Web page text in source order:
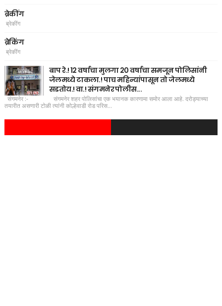
ब्रेकींग
ब्रेकींग
ब्रेकिंग
ब्रेकींग
बाप रे.! 12 वर्षाचा मुलगा 20 वर्षाचा समजून पोलिसांनी
जेलमध्ये टाकला.! पाच महिन्यांपासून तो जेलमध्ये
सडतोय.! वा.! संगमनेर पोलीस...
संगमनेर :- संगमनेर शहर पोलिसांचा एक भयानक कारणामा समोर आला आहे. दरोड्याच्या
तयारीत असणारी टोळी त्यांनी कोल्हेवाडी रोड परिस...